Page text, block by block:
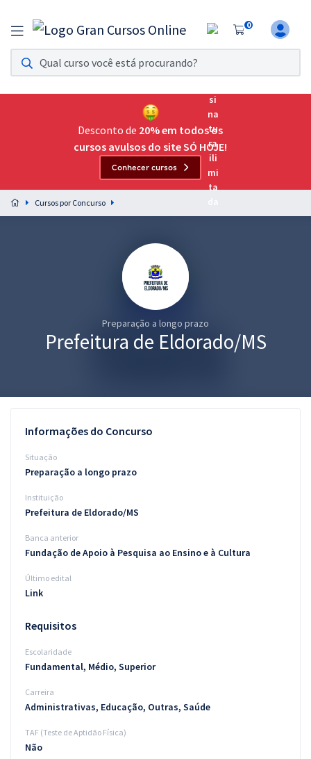
0
Assinatura Ilimitada 11
Acesso a todos os cursos. Teste grátis por 7 dias!
Assinatura OAB Até Passar
Acesso ilimitado a toda preparação para o Exame da
Preparação completa e intensiva para as principais
residências em saúde do Brasil
Graduação
Questões grátis
Blog
Aprovados
Atendimento
Desconto de 20% em todos os
cursos avulsos do site SÓ HOJE!
Conhecer cursos
Cursos por Concurso
Preparação a longo prazo
Prefeitura de Eldorado/MS
Informações do Concurso
Situação
Preparação a longo prazo
Instituição
Prefeitura de Eldorado/MS
Banca anterior
Fundação de Apoio à Pesquisa ao Ensino e à Cultura
Último edital
Link
Requisitos
Escolaridade
Fundamental, Médio, Superior
Carreira
Administrativas, Educação, Outras, Saúde
TAF (Teste de Aptidão Física)
Não